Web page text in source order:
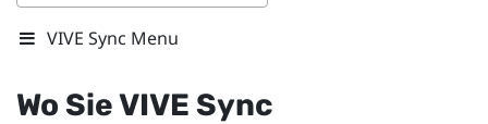
VIVE Sync Menu
Wo SieVIVE Sync